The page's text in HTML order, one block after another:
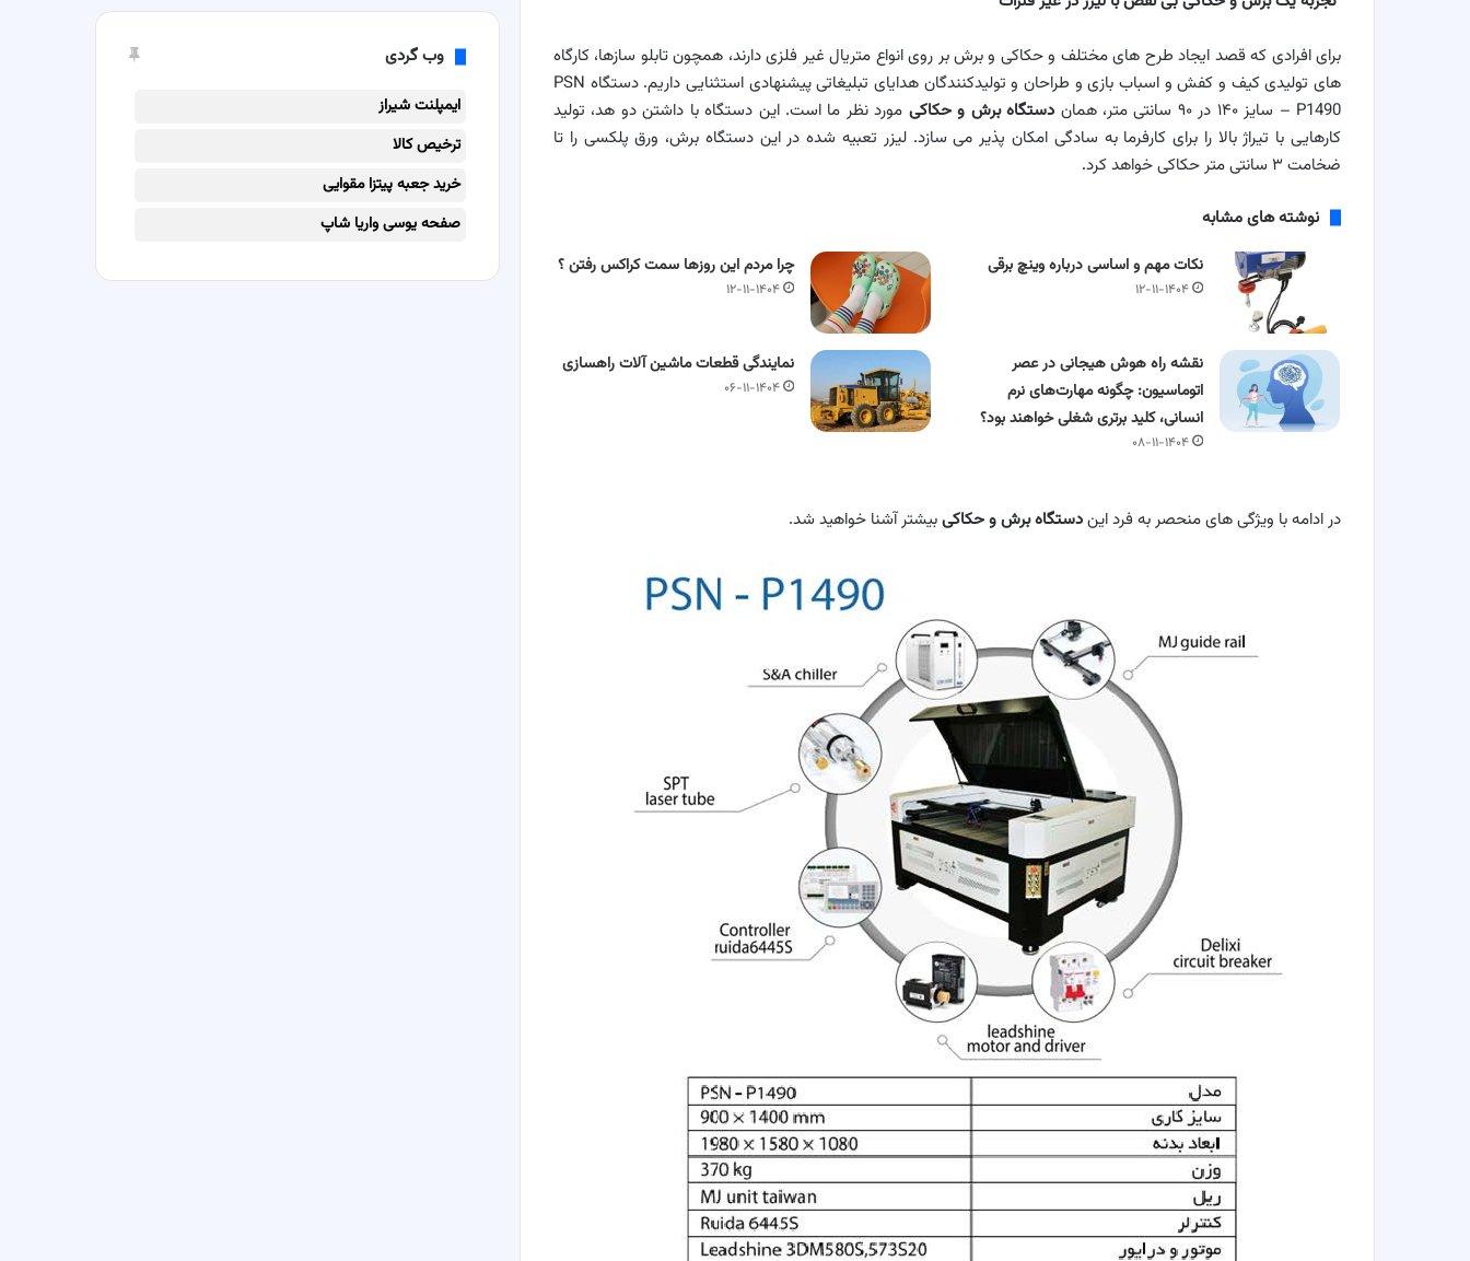
برای افرادی که قصد ایجاد طرح های مختلف و حکاکی و برش بر روی انواع متریال غیر فلزی دارند، همچون تابلو سازها، کارگاه
های تولیدی کیف و کفش و اسباب بازی و طراحان و تولیدکنندگان هدایای تبلیغاتی پیشنهادی استثنایی داریم. دستگاه PSN
– P1490 سایز ۱۴۰ در ۹۰ سانتی متر، همان
دستگاه برش و حکاکی مورد نظر ما است. این دستگاه با داشتن دو هد، تولید
کارهایی با تیراژ بالا را برای کارفرما به سادگی امکان پذیر می سازد. لیزر تعبیه شده در این دستگاه برش، ورق پلکسی را تا
ضخامت ۳ سانتی متر حکاکی خواهد کرد.
نوشته های مشابه
نکات مهم و اساسی درباره وینچ برقی
۱۲-۱۱-۱۴۰۴
چرا مردم این روزها سمت کراکس رفتن ؟
۱۲-۱۱-۱۴۰۴
نقشه راه هوش هیجانی در عصر
اتوماسیون: چگونه مهارت‌های نرم
انسانی، کلید برتری شغلی خواهند بود؟
۰۸-۱۱-۱۴۰۴
نمایندگی قطعات ماشین آلات راهسازی
۰۶-۱۱-۱۴۰۴
در ادامه با ویژگی های منحصر به فرد ایندستگاه برش و حکاکیبیشتر آشنا خواهید شد.
وب گردی
ایمپلنت شیراز
ترخیص کالا
خرید جعبه پیتزا مقوایی
صفحه یوسی واریا شاپ